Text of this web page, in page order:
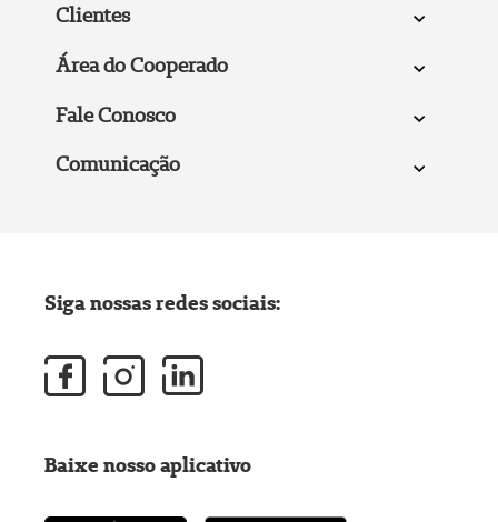
Clientes
Área do Cooperado
Fale Conosco
Comunicação
Siga nossas redes sociais:
Baixe nosso aplicativo